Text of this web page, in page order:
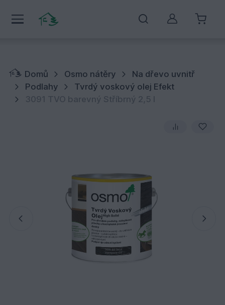
Můj účet
Domů Osmo nátěry
Na dřevo uvnitř
Podlahy
Tvrdý voskový olej Efekt
3091 TVO barevný Stříbrný 2,5 l